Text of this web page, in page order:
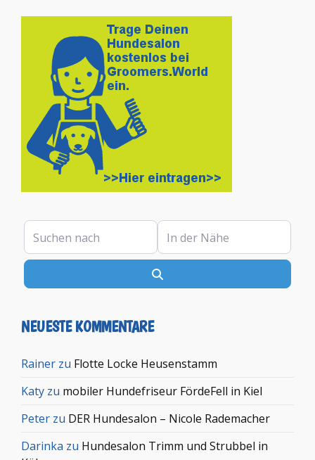
Suchen nach In der Nähe
NEUESTE KOMMENTARE
Rainer zu Flotte Locke Heusenstamm
Katy zu mobiler Hundefriseur FördeFell in Kiel
Peter zu DER Hundesalon – Nicole Rademacher
Darinka zu Hundesalon Trimm und Strubbel in